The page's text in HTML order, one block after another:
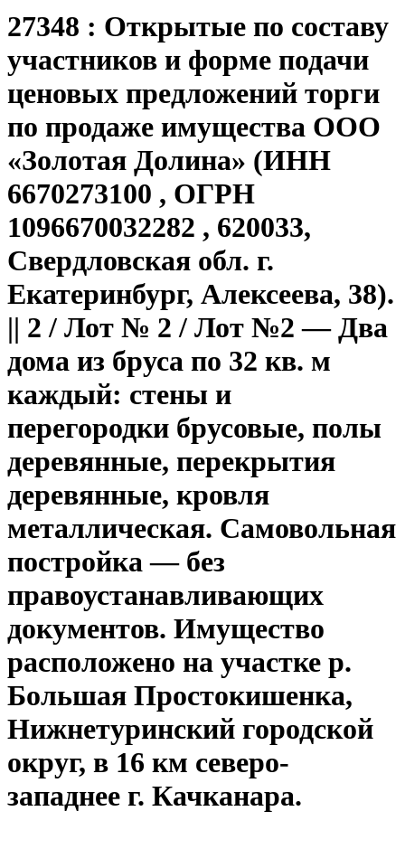
27348 : Открытые по составу
участников и форме подачи
ценовых предложений торги
по продаже имущества ООО
«Золотая Долина» (ИНН
6670273100 , ОГРН
1096670032282 , 620033,
Свердловская обл. г.
Екатеринбург, Алексеева, 38).
|| 2 / Лот № 2 / Лот №2 — Два
дома из бруса по 32 кв. м
каждый: стены и
перегородки брусовые, полы
деревянные, перекрытия
деревянные, кровля
металлическая. Самовольная
постройка — без
правоустанавливающих
документов. Имущество
расположено на участке р.
Большая Простокишенка,
Нижнетуринский городской
округ, в 16 км северо-
западнее г. Качканара.